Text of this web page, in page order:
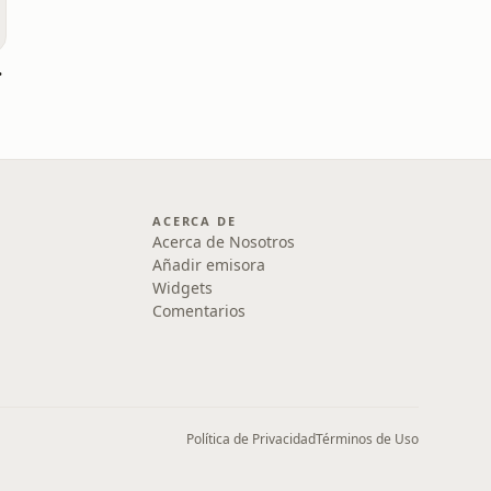
ACERCA DE
Acerca de Nosotros
Añadir emisora
Widgets
Comentarios
Política de PrivacidadTérminos de Uso